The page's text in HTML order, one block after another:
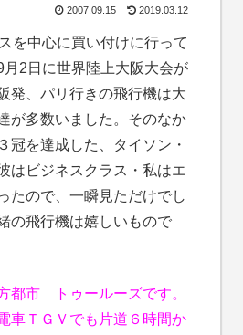
2007.09.15 2019.03.12
を中心に買い付けに行って
月2日に世界陸上大阪大会が
発、パリ行きの飛行機は大
が多数いました。そのなか
冠を達成した、タイソン・
はビジネスクラス・私はエ
たので、一瞬見ただけでし
の飛行機は嬉しいもので
都市 トゥールーズです。
車ＴＧＶでも片道６時間か